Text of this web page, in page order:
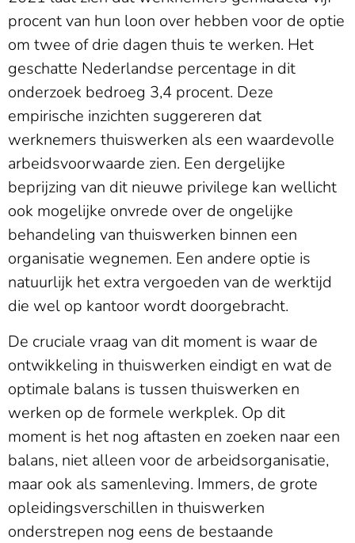
procent van hun loon over hebben voor de optie
om twee of drie dagen thuis te werken. Het
geschatte Nederlandse percentage in dit
onderzoek bedroeg 3,4 procent. Deze
empirische inzichten suggereren dat
werknemers thuiswerken als een waardevolle
arbeidsvoorwaarde zien. Een dergelijke
beprijzing van dit nieuwe privilege kan wellicht
ook mogelijke onvrede over de ongelijke
behandeling van thuiswerken binnen een
organisatie wegnemen. Een andere optie is
natuurlijk het extra vergoeden van de werktijd
die wel op kantoor wordt doorgebracht.
De cruciale vraag van dit moment is waar de
ontwikkeling in thuiswerken eindigt en wat de
optimale balans is tussen thuiswerken en
werken op de formele werkplek. Op dit
moment is het nog aftasten en zoeken naar een
balans, niet alleen voor de arbeidsorganisatie,
maar ook als samenleving. Immers, de grote
opleidingsverschillen in thuiswerken
onderstrepen nog eens de bestaande